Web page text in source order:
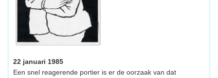
22 januari 1985
Een snel reagerende portier is er de oorzaak van dat